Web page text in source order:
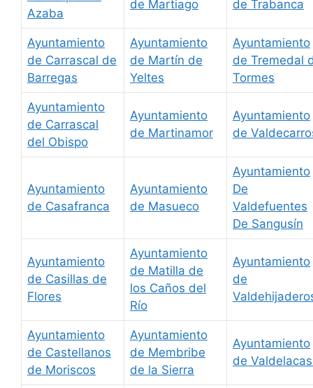
Azaba
de Martiago
de Trabanca
Ayuntamiento
de Carrascal de
Barregas
Ayuntamiento
de Martín de
Yeltes
Ayuntamiento
de Tremedal
Tormes
Ayuntamiento
de Carrascal
del Obispo
Ayuntamiento
de Martinamor
Ayuntamiento
de
Ayuntamiento
de Casafranca
Ayuntamiento
de Masueco
Ayuntamiento
De
Valdefuentes
De Sangusín
Ayuntamiento
de Casillas de
Flores
Ayuntamiento
de Matilla de
los Caños del
Río
Ayuntamiento
de
Ayuntamiento
de Castellanos
de Moriscos
Ayuntamiento
de Membribe
de la Sierra
Ayuntamiento
de